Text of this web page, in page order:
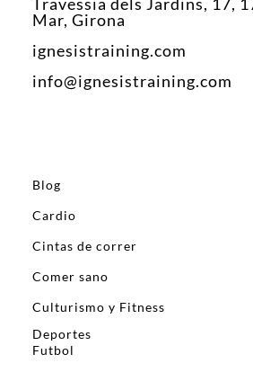
Travessia dels Jardins, 17,
Mar, Girona
ignesistraining.com
info@ignesistraining.com
Blog
Cardio
Cintas de correr
Comer sano
Culturismo y Fitness
Deportes
Futbol